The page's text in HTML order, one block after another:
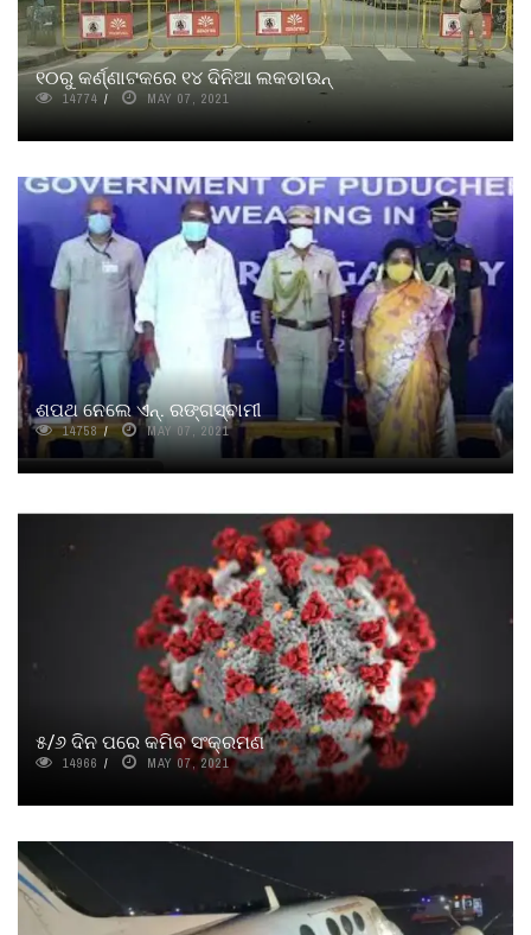
୧୦ରୁ କର୍ଣ୍ଣାଟକରେ ୧୪ ଦିନିଆ ଲକଡାଉନ୍
14774 MAY 07, 2021
ଶପଥ ନେଲେ ଏନ୍‌. ରଙ୍ଗସ୍ବାମୀ
14758 MAY 07, 2021
୫/୬ ଦିନ ପରେ କମିବ ସଂକ୍ରମଣ
14966 MAY 07, 2021